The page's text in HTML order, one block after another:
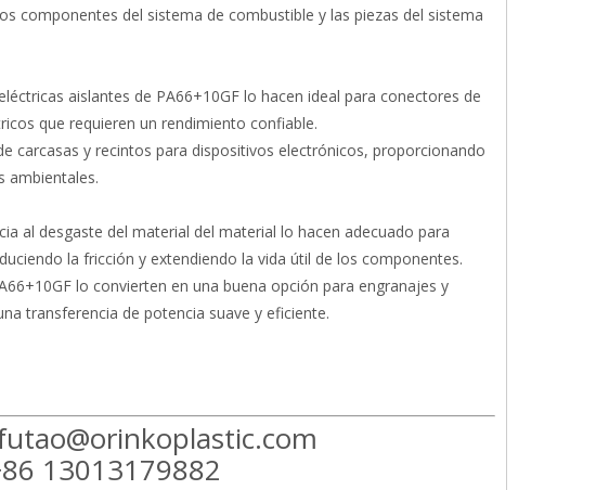
componentes del sistema de combustible y las piezas del sistema
aislantes de PA66+10GF lo hacen ideal para conectores de
que requieren un rendimiento confiable.
carcasas y recintos para dispositivos electrónicos, proporcionando
ambientales.
al desgaste del material del material lo hacen adecuado para
la fricción y extendiendo la vida útil de los componentes.
lo convierten en una buena opción para engranajes y
transferencia de potencia suave y eficiente.
13013179882